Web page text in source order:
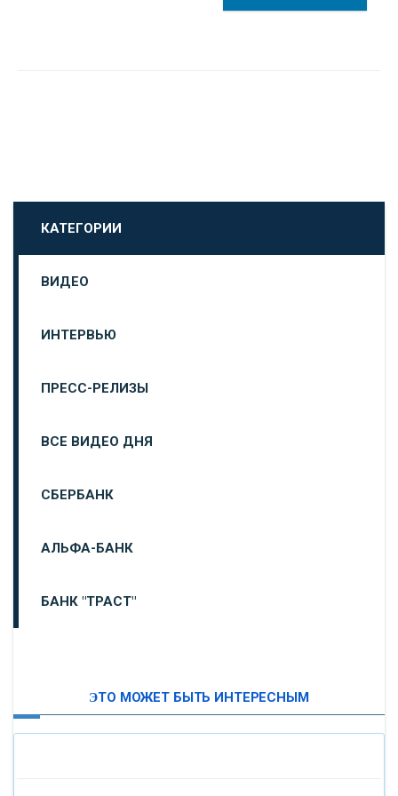
КАТЕГОРИИ
ВИДЕО
ИНТЕРВЬЮ
ПРЕСС-РЕЛИЗЫ
ВСЕ ВИДЕО ДНЯ
СБЕРБАНК
АЛЬФА-БАНК
БАНК "ТРАСТ"
ЭТО МОЖЕТ БЫТЬ ИНТЕРЕСНЫМ